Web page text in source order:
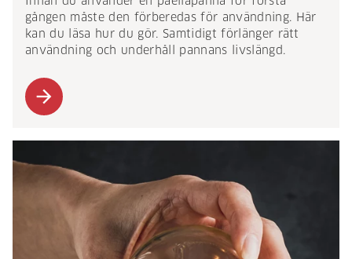
gången måste den förberedas för användning. Här
kan du läsa hur du gör. Samtidigt förlänger rätt
användning och underhåll pannans livslängd.
arrow_forward